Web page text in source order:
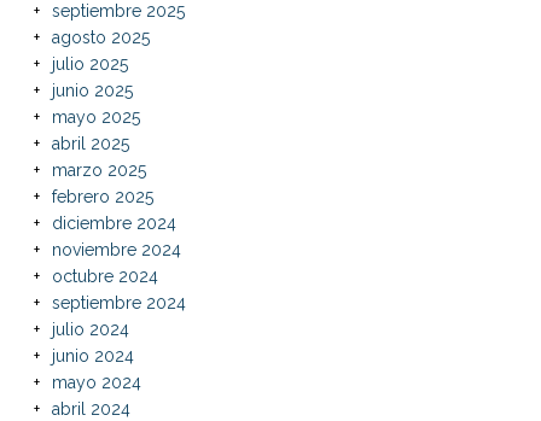
septiembre 2025
agosto 2025
julio 2025
junio 2025
mayo 2025
abril 2025
marzo 2025
febrero 2025
diciembre 2024
noviembre 2024
octubre 2024
septiembre 2024
julio 2024
junio 2024
mayo 2024
abril 2024